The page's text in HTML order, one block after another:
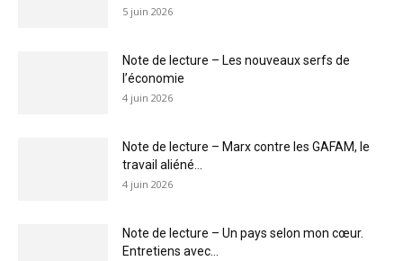
5 juin 2026
Note de lecture – Les nouveaux serfs de
l’économie
4 juin 2026
Note de lecture – Marx contre les GAFAM, le
travail aliéné...
4 juin 2026
Note de lecture – Un pays selon mon cœur.
Entretiens avec...